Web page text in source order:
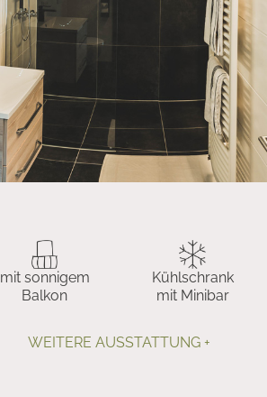
mit sonnigem
Balkon
Kühlschrank
mit Minibar
WEITERE AUSSTATTUNG +